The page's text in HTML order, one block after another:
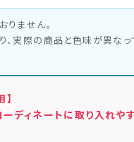
ません。
実際の商品と色味が異なっ
ディネートに取り入れや